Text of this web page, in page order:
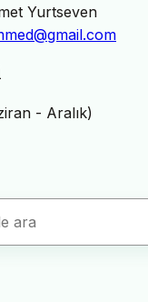
Yurtseven
- Aralık)